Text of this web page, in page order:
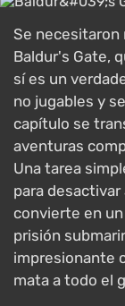
Se necesitaron
Baldur's Gate,
sí es un
no jugables y
capítulo se
aventuras
Una tarea
para
convierte en
prisión
impresionante
mata a todo el